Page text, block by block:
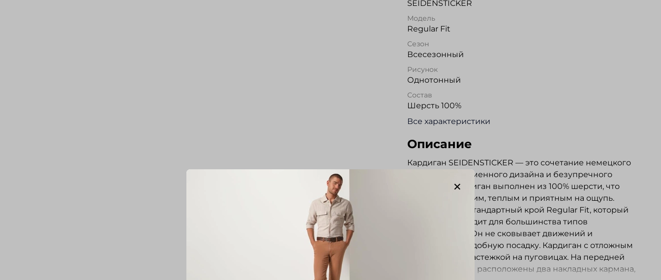
SEIDENSTICKER
Модель
Regular Fit
Сезон
Всесезонный
Рисунок
Однотонный
Состав
Шерсть 100%
Все характеристики
Описание
Кардиган SEIDENSTICKER — это сочетание немецкого
качества, современного дизайна и безупречного
комфорта. Кардиган выполнен из 100% шерсти, что
делает его мягким, теплым и приятным на ощупь.
Модель имеет стандартный крой Regular Fit, который
идеально подходит для большинства типов
телосложения. Он не сковывает движений и
обеспечивает удобную посадку. Кардиган с отложным
воротником и застежкой на пуговицах. На передней
части кардигана расположены два накладных кармана,